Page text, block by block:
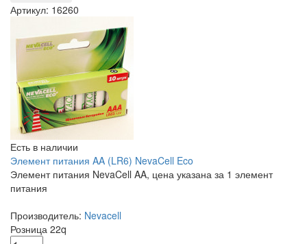
Артикул: 16260
Есть в наличии
Элемент питания AA (LR6) NevaCell Eco
Элемент питания NevaCell AA, цена указана за 1 элемент
питания
Производитель: Nevacell
Розница 22q